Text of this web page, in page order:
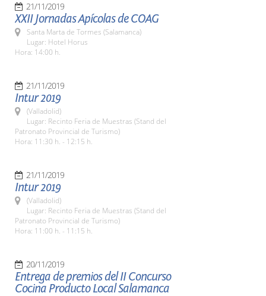
21/11/2019
XXII Jornadas Apícolas de COAG
Santa Marta de Tormes (Salamanca)
Lugar: Hotel Horus
Hora: 14:00 h.
21/11/2019
Intur 2019
(Valladolid)
Lugar: Recinto Feria de Muestras (Stand del
Patronato Provincial de Turismo)
Hora: 11:30 h. - 12:15 h.
21/11/2019
Intur 2019
(Valladolid)
Lugar: Recinto Feria de Muestras (Stand del
Patronato Provincial de Turismo)
Hora: 11:00 h. - 11:15 h.
20/11/2019
Entrega de premios del II Concurso
Cocina Producto Local Salamanca